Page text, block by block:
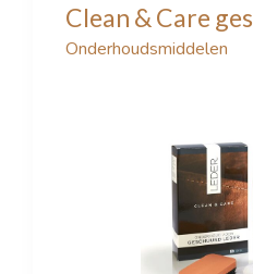
Clean & Care
Onderhoudsmiddelen